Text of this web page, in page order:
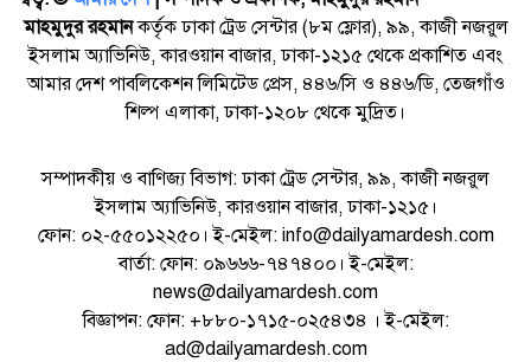
মাহমুদুর রহমানকর্তৃক ঢাকা ট্রেড সেন্টার (৮ম ফ্লোর), ৯৯, কাজী নজরুল
ইসলাম অ্যাভিনিউ, কারওয়ান বাজার, ঢাকা-১২১৫ থেকে প্রকাশিত এবং
আমার দেশ পাবলিকেশন লিমিটেড প্রেস, ৪৪৬/সি ও ৪৪৬/ডি, তেজগাঁও
শিল্প এলাকা, ঢাকা-১২০৮ থেকে মুদ্রিত।
সম্পাদকীয় ও বাণিজ্য বিভাগ: ঢাকা ট্রেড সেন্টার, ৯৯, কাজী নজরুল
ইসলাম অ্যাভিনিউ, কারওয়ান বাজার, ঢাকা-১২১৫।
ফোন: ০২-৫৫০১২২৫০। ই-মেইল: info@dailyamardesh.com
বার্তা: ফোন: ০৯৬৬৬-৭৪৭৪০০। ই-মেইল:
news@dailyamardesh.com
বিজ্ঞাপন: ফোন: +৮৮০-১৭১৫-০২৫৪৩৪ । ই-মেইল:
ad@dailyamardesh.com